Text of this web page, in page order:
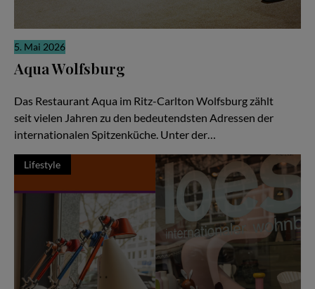
5. Mai 2026
Aqua Wolfsburg
Das Restaurant Aqua im Ritz-Carlton Wolfsburg zählt
seit vielen Jahren zu den bedeutendsten Adressen der
internationalen Spitzenküche. Unter der…
Lifestyle